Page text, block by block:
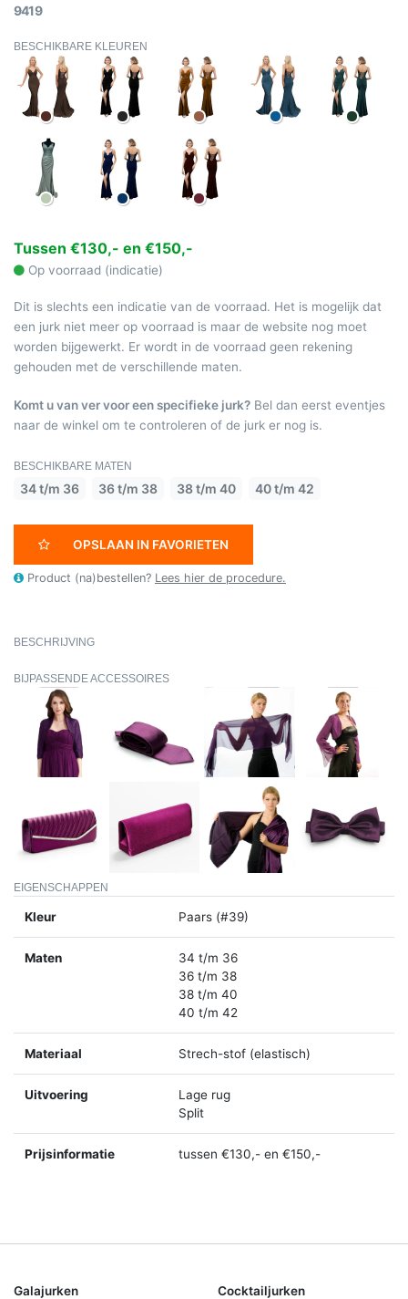
9419
BESCHIKBARE KLEUREN
Tussen €130,- en €150,-
Op voorraad (indicatie)
Dit is slechts een indicatie van de voorraad. Het is mogelijk dat
een jurk niet meer op voorraad is maar de website nog moet
worden bijgewerkt. Er wordt in de voorraad geen rekening
gehouden met de verschillende maten.
Komt u van ver voor een specifieke jurk? Bel dan eerst eventjes
naar de winkel om te controleren of de jurk er nog is.
BESCHIKBARE MATEN
34 t/m 36 36 t/m 38 38 t/m 40 40 t/m 42
OPSLAAN IN FAVORIETEN
Product (na)bestellen? Lees hier de procedure.
BESCHRIJVING
BIJPASSENDE ACCESSOIRES
EIGENSCHAPPEN
Kleur Paars (#39)
Maten
34 t/m 36
36 t/m 38
38 t/m 40
40 t/m 42
Materiaal Strech-stof (elastisch)
Uitvoering
Lage rug
Split
Prijsinformatie tussen €130,- en €150,-
Galajurken Cocktailjurken